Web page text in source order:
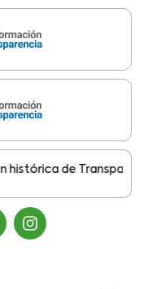
de Transparencia